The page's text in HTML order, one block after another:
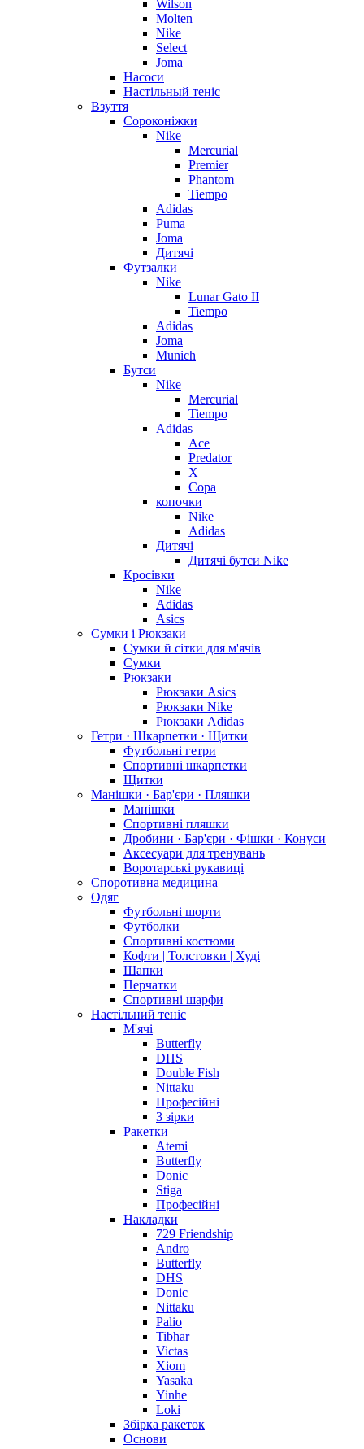
Wilson
Molten
Nike
Select
Joma
Насоси
Настільный теніс
Взуття
Сороконіжки
Nike
Mercurial
Premier
Phantom
Tiempo
Adidas
Puma
Joma
Дитячі
Футзалки
Nike
Lunar Gato II
Tiempo
Adidas
Joma
Munich
Бутси
Nike
Mercurial
Tiempo
Adidas
Ace
Predator
X
Copa
копочки
Nike
Adidas
Дитячі
Дитячі бутси Nike
Кросівки
Nike
Adidas
Asics
Сумки і Рюкзаки
Сумки й сітки для м'ячів
Сумки
Рюкзаки
Рюкзаки Asics
Рюкзаки Nike
Рюкзаки Adidas
Гетри · Шкарпетки · Щитки
Футбольні гетри
Спортивні шкарпетки
Щитки
Манішки · Бар'єри · Пляшки
Манішки
Спортивні пляшки
Дробини · Бар'єри · Фішки · Конуси
Аксесуари для тренувань
Воротарські рукавиці
Споротивна медицина
Одяг
Футбольні шорти
Футболки
Спортивні костюми
Кофти | Толстовки | Худі
Шапки
Перчатки
Спортивні шарфи
Настільний теніс
М'ячі
Butterfly
DHS
Double Fish
Nittaku
Професійні
3 зірки
Ракетки
Atemi
Butterfly
Donic
Stiga
Професійні
Накладки
729 Friendship
Andro
Butterfly
DHS
Donic
Nittaku
Palio
Tibhar
Victas
Xiom
Yasaka
Yinhe
Loki
Збірка ракеток
Основи